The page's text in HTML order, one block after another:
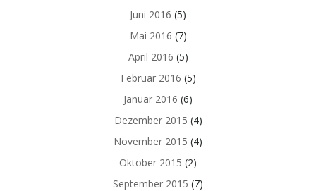
Juni 2016 (5)
Mai 2016 (7)
April 2016 (5)
Februar 2016 (5)
Januar 2016 (6)
Dezember 2015 (4)
November 2015 (4)
Oktober 2015 (2)
September 2015 (7)